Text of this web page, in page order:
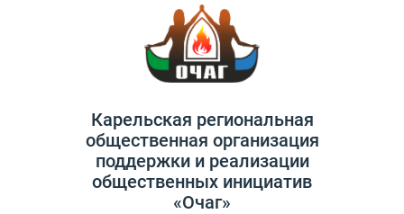
Карельская региональная
общественная организация
поддержки и реализации
общественных инициатив
«Очаг»